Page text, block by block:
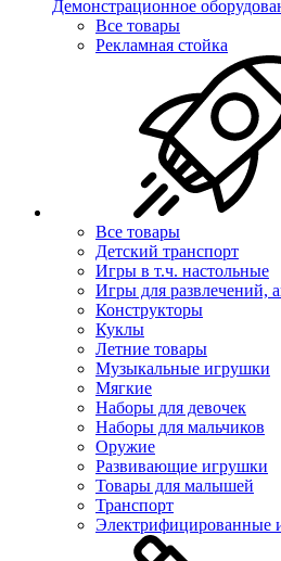
Демонстрационное
Все товары
Рекламная стойка
Все товары
Детский транспорт
Игры в т.ч. настольные
Игры для развлечений,
Конструкторы
Куклы
Летние товары
Музыкальные игрушки
Мягкие
Наборы для девочек
Наборы для мальчиков
Оружие
Развивающие игрушки
Товары для малышей
Транспорт
Электрифицированные